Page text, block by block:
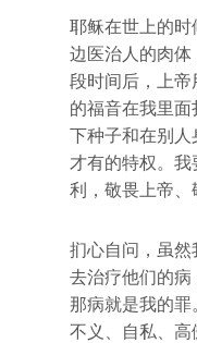
耶稣在世上的
边医治人的肉
段时间后，上
的福音在我里
下种子和在别
才有的特权。
利，敬畏上帝、
扪心自问，虽
去治疗他们的病
那病就是我的罪
不义、自私、